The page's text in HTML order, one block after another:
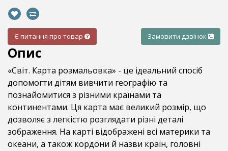
Є питання про товар Замовити дзвінок
Опис
«Світ. Карта розмальовка» - це ідеальний спосіб
допомогти дітям вивчити географію та
познайомитися з різними країнами та
континентами. Ця карта має великий розмір, що
дозволяє з легкістю розглядати різні деталі
зображення. На карті відображені всі материки та
океани, а також кордони й назви країн, головні